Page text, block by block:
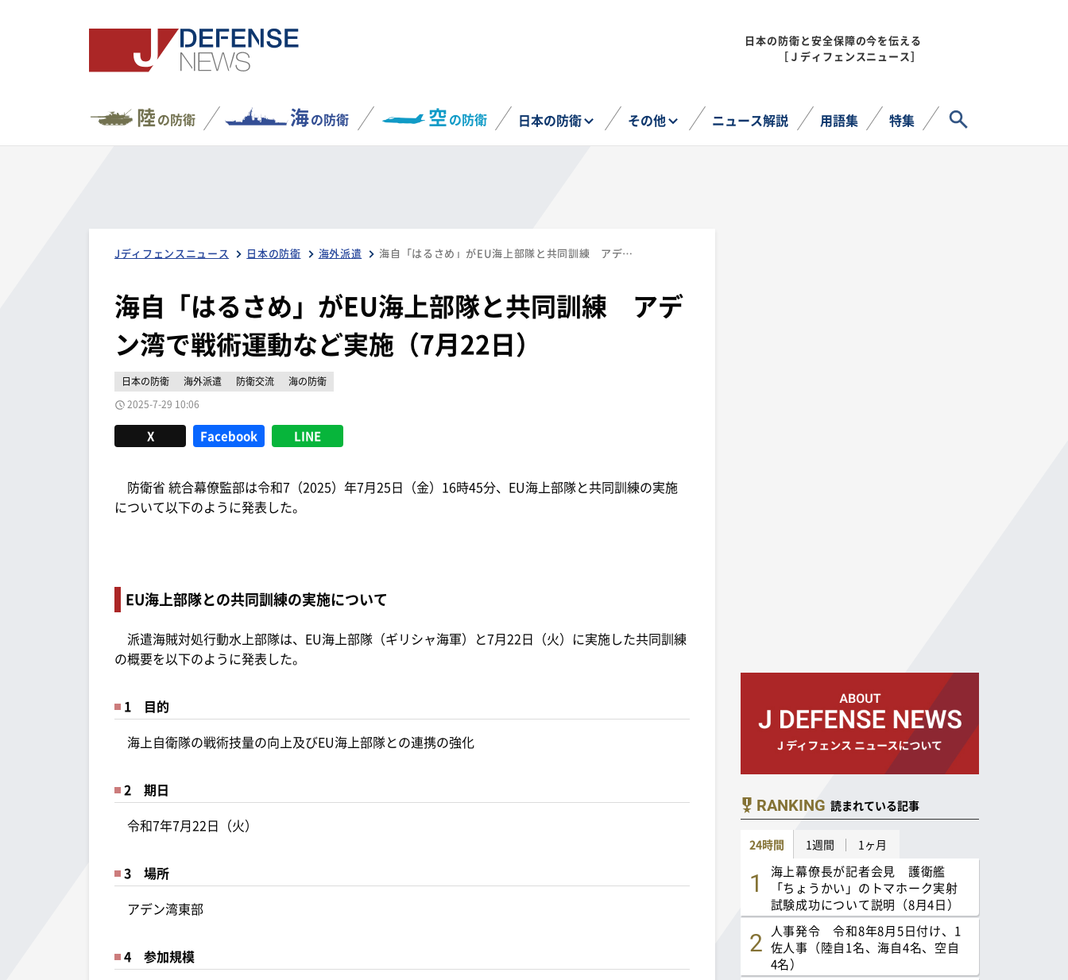
日本の防衛と安全保障の今を伝える
［Ｊディフェンスニュース］
陸の防衛 海の防衛 空の防衛 日本の防衛 その他 ニュース解説 用語集 特集
Jディフェンスニュース 日本の防衛 海外派遣 海自「はるさめ」がEU海上部隊と共同訓練 アデン湾で戦術運動など実施（7月22日）
海自「はるさめ」がEU海上部隊と共同訓練 アデ
ン湾で戦術運動など実施（7月22日）
日本の防衛 海外派遣 防衛交流
海の防衛
2025-7-29 10:06
X Facebook LINE
防衛省 統合幕僚監部は令和7（2025）年7月25日（金）16時45分、EU海上部隊と共同訓練の実施
について以下のように発表した。
EU海上部隊との共同訓練の実施について
派遣海賊対処行動水上部隊は、EU海上部隊（ギリシャ海軍）と7月22日（火）に実施した共同訓練
の概要を以下のように発表した。
1 目的
海上自衛隊の戦術技量の向上及びEU海上部隊との連携の強化
2 期日
令和7年7月22日（火）
3 場所
アデン湾東部
4 参加規模
RANKING 読まれている記事
24時間 1週間 1ヶ月
海上幕僚長が記者会見 護衛艦
「ちょうかい」のトマホーク実射
試験成功について説明（8月4日）
人事発令 令和8年8月5日付け、1
佐人事（陸自1名、海自4名、空自
4名）